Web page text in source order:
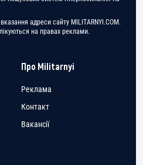
адреси сайту MILITARNYI.COM.
на правах реклами.
Про Militarnyi
Реклама
Контакт
Вакансії